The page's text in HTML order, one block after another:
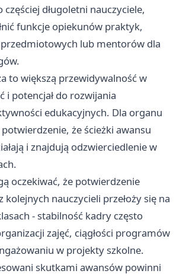
długoletni nauczyciele,
funkcje opiekunów praktyk,
lub mentorów dla
to większą przewidywalność w
i potencjał do rozwijania
edukacyjnych. Dla organu
że ścieżki awansu
i znajdują odzwierciedlenie w
oczekiwać, że potwierdzenie
kolejnych nauczycieli przełoży się na
- stabilność kadry często
zajęć, ciągłości programów
w projekty szkolne.
skutkami awansów powinni